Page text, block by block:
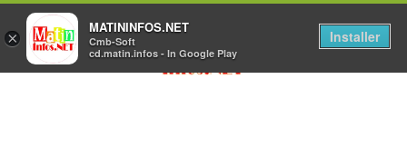
×
MATININFOS.NET
Cmb-Soft
cd.matin.infos - In Google Play
Installer